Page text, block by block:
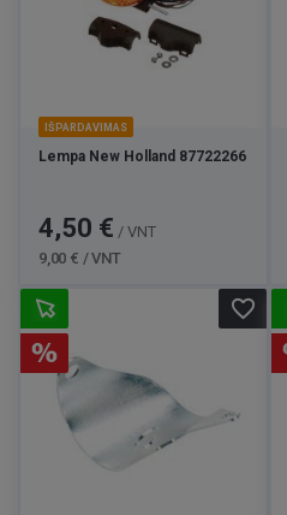
IŠPARDAVIMAS
Lempa New Holland 87722266
Kaina
4,50 € / VNT
9,00 € / VNT
favorite_border